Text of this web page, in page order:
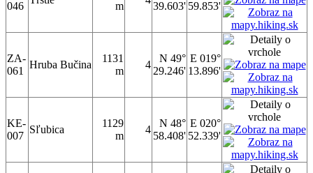
046
m
39.603' 59.853'
ZA-
061
Hruba Bučina
1131
m
4
N 49°
29.246'
E 019°
13.896'
KE-
007
Sľubica
1129
m
4
N 48°
58.408'
E 020°
52.339'